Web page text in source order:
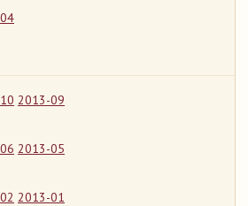
2013-09
2013-05
2013-01